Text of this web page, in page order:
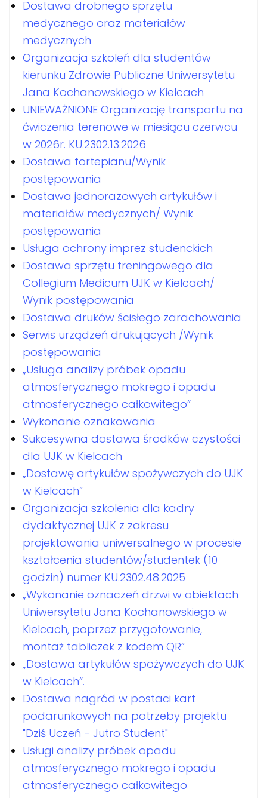
Dostawa drobnego sprzętu
medycznego oraz materiałów
medycznych
Organizacja szkoleń dla studentów
kierunku Zdrowie Publiczne Uniwersytetu
Jana Kochanowskiego w Kielcach
UNIEWAŻNIONE Organizację transportu na
ćwiczenia terenowe w miesiącu czerwcu
w 2026r. KU.2302.13.2026
Dostawa fortepianu/Wynik
postępowania
Dostawa jednorazowych artykułów i
materiałów medycznych/ Wynik
postępowania
Usługa ochrony imprez studenckich
Dostawa sprzętu treningowego dla
Collegium Medicum UJK w Kielcach/
Wynik postępowania
Dostawa druków ścisłego zarachowania
Serwis urządzeń drukujących /Wynik
postępowania
„Usługa analizy próbek opadu
atmosferycznego mokrego i opadu
atmosferycznego całkowitego”
Wykonanie oznakowania
Sukcesywna dostawa środków czystości
dla UJK w Kielcach
„Dostawę artykułów spożywczych do UJK
w Kielcach”
Organizacja szkolenia dla kadry
dydaktycznej UJK z zakresu
projektowania uniwersalnego w procesie
kształcenia studentów/studentek (10
godzin) numer KU.2302.48.2025
„Wykonanie oznaczeń drzwi w obiektach
Uniwersytetu Jana Kochanowskiego w
Kielcach, poprzez przygotowanie,
montaż tabliczek z kodem QR”
„Dostawa artykułów spożywczych do UJK
w Kielcach”.
Dostawa nagród w postaci kart
podarunkowych na potrzeby projektu
"Dziś Uczeń - Jutro Student"
Usługi analizy próbek opadu
atmosferycznego mokrego i opadu
atmosferycznego całkowitego